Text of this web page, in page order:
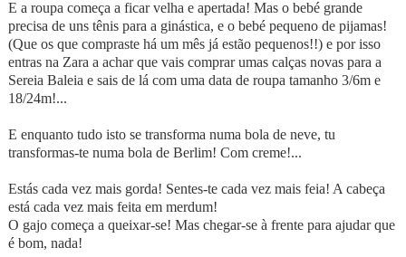
E a roupa começa a ficar velha e apertada! Mas o bebé grande
precisa de uns tênis para a ginástica, e o bebé pequeno de pijamas!
(Que os que compraste há um mês já estão pequenos!!) e por isso
entras na Zara a achar que vais comprar umas calças novas para a
Sereia Baleia e sais de lá com uma data de roupa tamanho 3/6m e
18/24m!...
E enquanto tudo isto se transforma numa bola de neve, tu
transformas-te numa bola de Berlim! Com creme!...
Estás cada vez mais gorda! Sentes-te cada vez mais feia! A cabeça
está cada vez mais feita em merdum!
O gajo começa a queixar-se! Mas chegar-se à frente para ajudar que
é bom, nada!